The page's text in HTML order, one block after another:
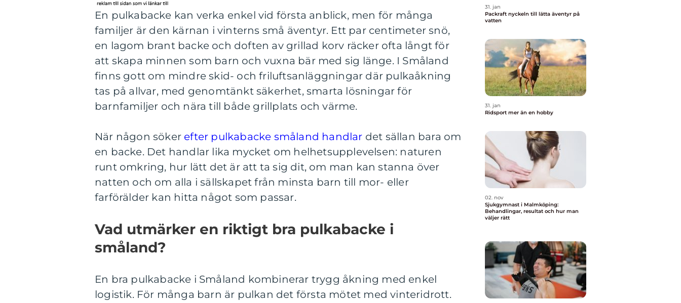
En pulkabacke kan verka enkel vid första anblick, men för många
familjer är den kärnan i vinterns små äventyr. Ett par centimeter snö,
en lagom brant backe och doften av grillad korv räcker ofta långt för
att skapa minnen som barn och vuxna bär med sig länge. I Småland
finns gott om mindre skid- och friluftsanläggningar där pulkaåkning
tas på allvar, med genomtänkt säkerhet, smarta lösningar för
barnfamiljer och nära till både grillplats och värme.
När någon söker efter pulkabacke småland handlar det sällan bara om
en backe. Det handlar lika mycket om helhetsupplevelsen: naturen
runt omkring, hur lätt det är att ta sig dit, om man kan stanna över
natten och om alla i sällskapet från minsta barn till mor- eller
farförälder kan hitta något som passar.
Vad utmärker en riktigt bra pulkabacke i
småland?
En bra pulkabacke i Småland kombinerar trygg åkning med enkel
logistik. För många barn är pulkan det första mötet med vinteridrott.
31. jan
Packraft nyckeln till lätta äventyr på
vatten
31. jan
Ridsport mer än en hobby
02. nov
Sjukgymnast i Malmköping:
Behandlingar, resultat och hur man
väljer rätt